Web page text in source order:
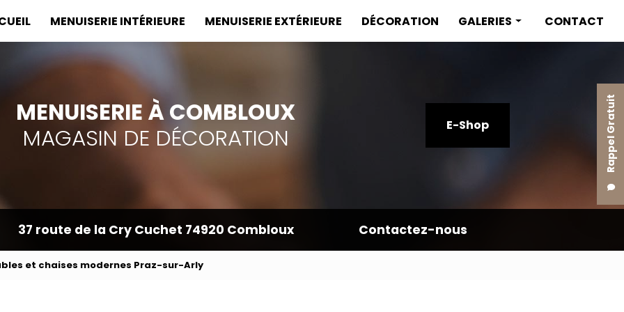
Rappel Gratuit
MENUISERIE INTÉRIEURE MENUISERIE EXTÉRIEURE DÉCORATION GALERIES
Décoration
CONTACT
MENUISERIE À COMBLOUX
MAGASIN DE DÉCORATION
E-Shop
37 route de la Cry Cuchet 74920 Combloux Contactez-nous
et chaises modernes Praz-sur-Arly